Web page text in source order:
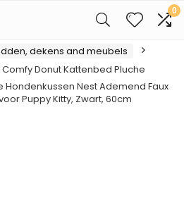
0
dekens and meubels
Donut Kattenbed Pluche
Nest Ademend Faux
Puppy Kitty, Zwart, 60cm